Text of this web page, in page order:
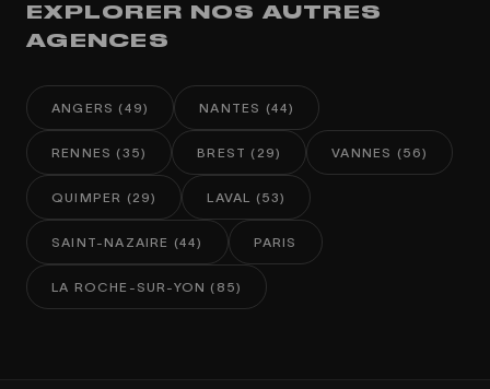
EXPLORER NOS AUTRES
AGENCES
ANGERS (49) NANTES (44)
RENNES (35) BREST (29) VANNES (56)
QUIMPER (29) LAVAL (53)
SAINT-NAZAIRE (44) PARIS
LA ROCHE-SUR-YON (85)